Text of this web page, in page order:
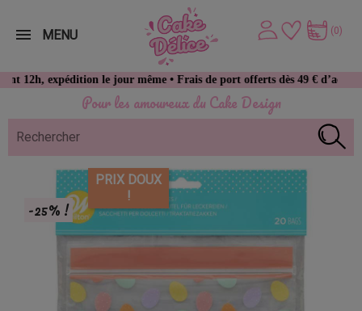
Pour les amoureux du Cake Design
expédition le jour même • Frais de port offerts dès 49 € d’achat
(0)
MENU
PRIX DOUX
!
-25% !